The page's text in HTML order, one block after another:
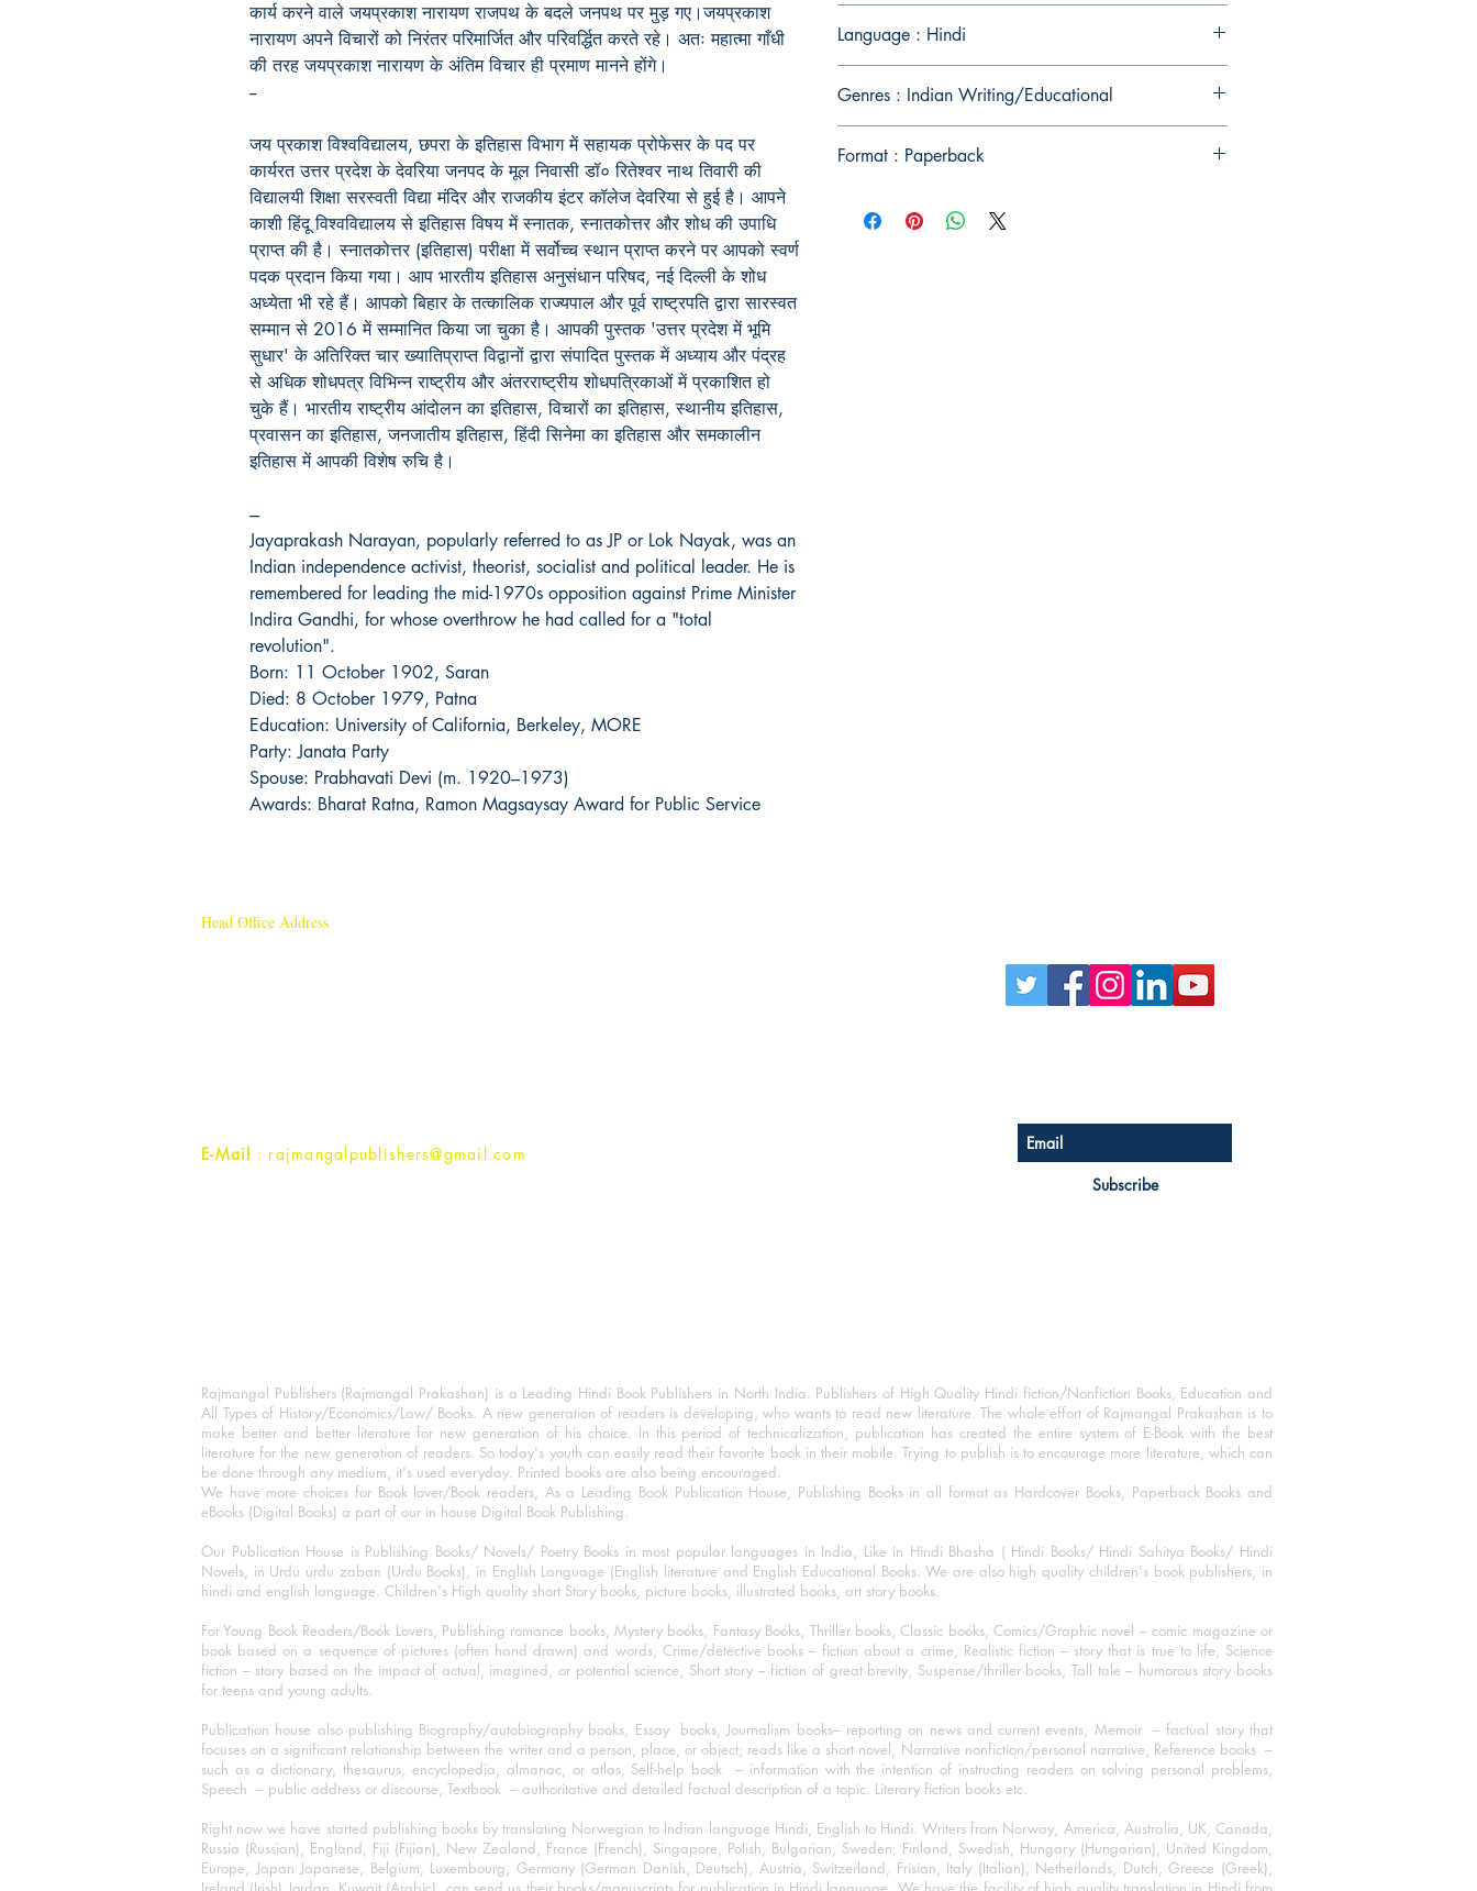
कार्य करने वाले जयप्रकाश नारायण राजपथ के बदले जनपथ पर मुड़ गए।जयप्रकाश
नारायण अपने विचारों को निरंतर परिमार्जित और परिवर्द्धित करते रहे। अतः महात्मा गाँधी
की तरह जयप्रकाश नारायण के अंतिम विचार ही प्रमाण मानने होंगे।
--
जय प्रकाश विश्वविद्यालय, छपरा के इतिहास विभाग में सहायक प्रोफेसर के पद पर
कार्यरत उत्तर प्रदेश के देवरिया जनपद के मूल निवासी डॉ० रितेश्वर नाथ तिवारी की
विद्यालयी शिक्षा सरस्वती विद्या मंदिर और राजकीय इंटर कॉलेज देवरिया से हुई है। आपने
काशी हिंदू विश्वविद्यालय से इतिहास विषय में स्नातक, स्नातकोत्तर और शोध की उपाधि
प्राप्त की है। स्नातकोत्तर (इतिहास) परीक्षा में सर्वोच्च स्थान प्राप्त करने पर आपको स्वर्ण
पदक प्रदान किया गया। आप भारतीय इतिहास अनुसंधान परिषद, नई दिल्ली के शोध
अध्येता भी रहे हैं। आपको बिहार के तत्कालिक राज्यपाल और पूर्व राष्ट्रपति द्वारा सारस्वत
सम्मान से 2016 में सम्मानित किया जा चुका है। आपकी पुस्तक 'उत्तर प्रदेश में भूमि
सुधार' के अतिरिक्त चार ख्यातिप्राप्त विद्वानों द्वारा संपादित पुस्तक में अध्याय और पंद्रह
से अधिक शोधपत्र विभिन्न राष्ट्रीय और अंतरराष्ट्रीय शोधपत्रिकाओं में प्रकाशित हो
चुके हैं। भारतीय राष्ट्रीय आंदोलन का इतिहास, विचारों का इतिहास, स्थानीय इतिहास,
प्रवासन का इतिहास, जनजातीय इतिहास, हिंदी सिनेमा का इतिहास और समकालीन
इतिहास में आपकी विशेष रुचि है।
---
Jayaprakash Narayan, popularly referred to as JP or Lok Nayak, was an
Indian independence activist, theorist, socialist and political leader. He is
remembered for leading the mid-1970s opposition against Prime Minister
Indira Gandhi, for whose overthrow he had called for a "total
revolution".
Born: 11 October 1902, Saran
Died: 8 October 1979, Patna
Education: University of California, Berkeley, MORE
Party: Janata Party
Spouse: Prabhavati Devi (m. 1920–1973)
Awards: Bharat Ratna, Ramon Magsaysay Award for Public Service
Language : Hindi
Genres : Indian Writing/Educational
Format : Paperback
Head Office Address
E-Mail : rajmangalpublishers@gmail.com
Subscribe
Rajmangal Publishers (Rajmangal Prakashan) is a Leading Hindi Book Publishers in North India. Publishers of High Quality Hindi fiction/Nonfiction Books, Education and
All Types of History/Economics/Law/ Books. A new generation of readers is developing, who wants to read new literature. The whole effort of Rajmangal Prakashan is to
make better and better literature for new generation of his choice. In this period of technicalization, publication has created the entire system of E-Book with the best
literature for the new generation of readers. So today's youth can easily read their favorite book in their mobile. Trying to publish is to encourage more literature, which can
be done through any medium, it's used everyday. Printed books are also being encouraged.
We have more choices for Book lover/Book readers, As a Leading Book Publication House, Publishing Books in all format as Hardcover Books, Paperback Books and
eBooks (Digital Books) a part of our in house Digital Book Publishing.
Our Publication House is Publishing Books/ Novels/ Poetry Books in most popular languages in India, Like in Hindi Bhasha ( Hindi Books/ Hindi Sahitya Books/ Hindi
Novels, in Urdu urdu zaban (Urdu Books), in English Language (English literature and English Educational Books. We are also high quality children's book publishers, in
hindi and english language. Children's High quality short Story books, picture books, illustrated books, art story books.
For Young Book Readers/Book Lovers, Publishing romance books, Mystery books, Fantasy Books, Thriller books, Classic books, Comics/Graphic novel – comic magazine or
book based on a sequence of pictures (often hand drawn) and words, Crime/detective books – fiction about a crime, Realistic fiction – story that is true to life, Science
fiction – story based on the impact of actual, imagined, or potential science, Short story – fiction of great brevity, Suspense/thriller books, Tall tale – humorous story books
for teens and young adults.
Publication house also publishing Biography/autobiography books, Essay books, Journalism books– reporting on news and current events, Memoir – factual story that
focuses on a significant relationship between the writer and a person, place, or object; reads like a short novel, Narrative nonfiction/personal narrative, Reference books –
such as a dictionary, thesaurus, encyclopedia, almanac, or atlas, Self-help book – information with the intention of instructing readers on solving personal problems,
Speech – public address or discourse, Textbook – authoritative and detailed factual description of a topic. Literary fiction books etc.
Right now we have started publishing books by translating Norwegian to Indian language Hindi, English to Hindi. Writers from Norway, America, Australia, UK, Canada,
Russia (Russian), England, Fiji (Fijian), New Zealand, France (French), Singapore, Polish, Bulgarian, Sweden, Finland, Swedish, Hungary (Hungarian), United Kingdom,
Europe, Japan Japanese, Belgium, Luxembourg, Germany (German Danish, Deutsch), Austria, Switzerland, Frisian, Italy (Italian), Netherlands, Dutch, Greece (Greek),